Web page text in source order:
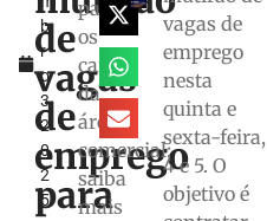
b
r
o
3,
2
0
2
5
de
vagas
de
emprego
para
para
os
cargos
da
área
comercial;
saiba
mais
vagas de
emprego
nesta
quinta e
sexta-feira,
4 e 5. O
objetivo é